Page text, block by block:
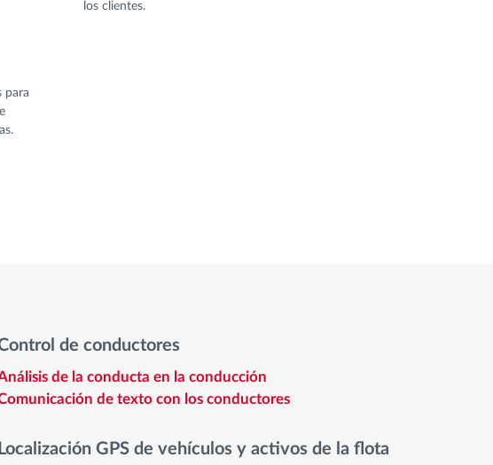
los clientes.
para
de conductores
de la conducta en la conducción
de texto con los conductores
Localización GPS de vehículos y activos de la flota